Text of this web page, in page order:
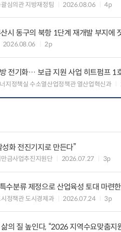
심의관 지방재정팀 2026.08.06 4p
시 동구의 북항 1단계 재개발 부지에
2026.08.06 2p
전기화… 보급 지원 사업 히트펌프 1
지정책실 수소열산업정책관 열산업혁신과
화 전진기지로 만든다”
금사업추진지원단 2026.07.27 3p
수분류 제정으로 산업육성 토대 마련
정책관 도시경제과 2026.07.24 3p
의 질 높인다, “2026 지역수요맞춤지